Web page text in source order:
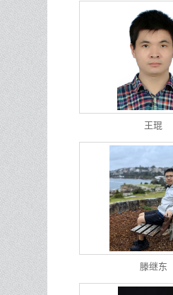
王琨
滕继东